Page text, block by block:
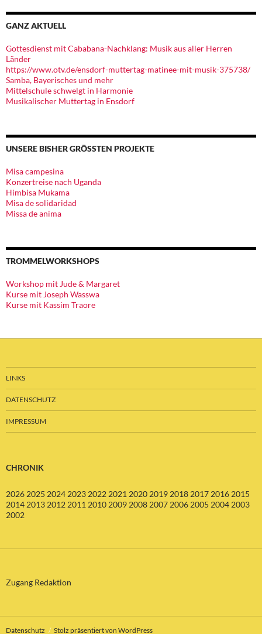
GANZ AKTUELL
Gottesdienst mit Cababana-Nachklang: Musik aus aller Herren
Länder
https://www.otv.de/ensdorf-muttertag-matinee-mit-musik-375738/
Samba, Bayerisches und mehr
Mittelschule schwelgt in Harmonie
Musikalischer Muttertag in Ensdorf
UNSERE BISHER GRÖSSTEN PROJEKTE
Misa campesina
Konzertreise nach Uganda
Himbisa Mukama
Misa de solidaridad
Missa de anima
TROMMELWORKSHOPS
Workshop mit Jude & Margaret
Kurse mit Joseph Wasswa
Kurse mit Kassim Traore
LINKS
DATENSCHUTZ
IMPRESSUM
CHRONIK
2026 2025 2024 2023 2022 2021 2020 2019 2018 2017 2016 2015
2014 2013 2012 2011 2010 2009 2008 2007 2006 2005 2004 2003
2002
Zugang Redaktion
Datenschutz Stolz präsentiert von WordPress